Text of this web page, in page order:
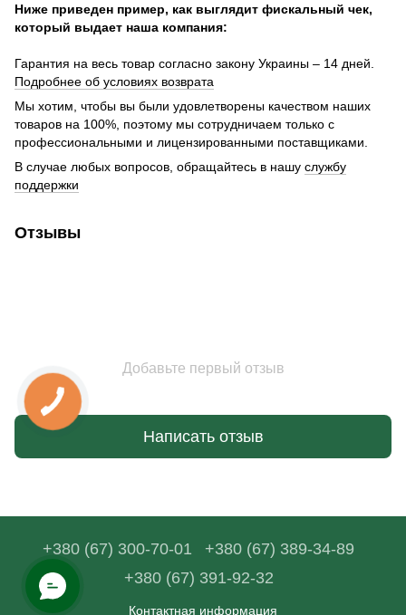
Ниже приведен пример, как выглядит фискальный чек,
который выдает наша компания:
Гарантия на весь товар согласно закону Украины – 14 дней.
Подробнее об условиях возврата
Мы хотим, чтобы вы были удовлетворены качеством наших
товаров на 100%, поэтому мы сотрудничаем только с
профессиональными и лицензированными поставщиками.
В случае любых вопросов, обращайтесь в нашу службу
поддержки
Отзывы
Добавьте первый отзыв
Написать отзыв
+380 (67) 300-70-01
+380 (67) 389-34-89
+380 (67) 391-92-32
Контактная информация